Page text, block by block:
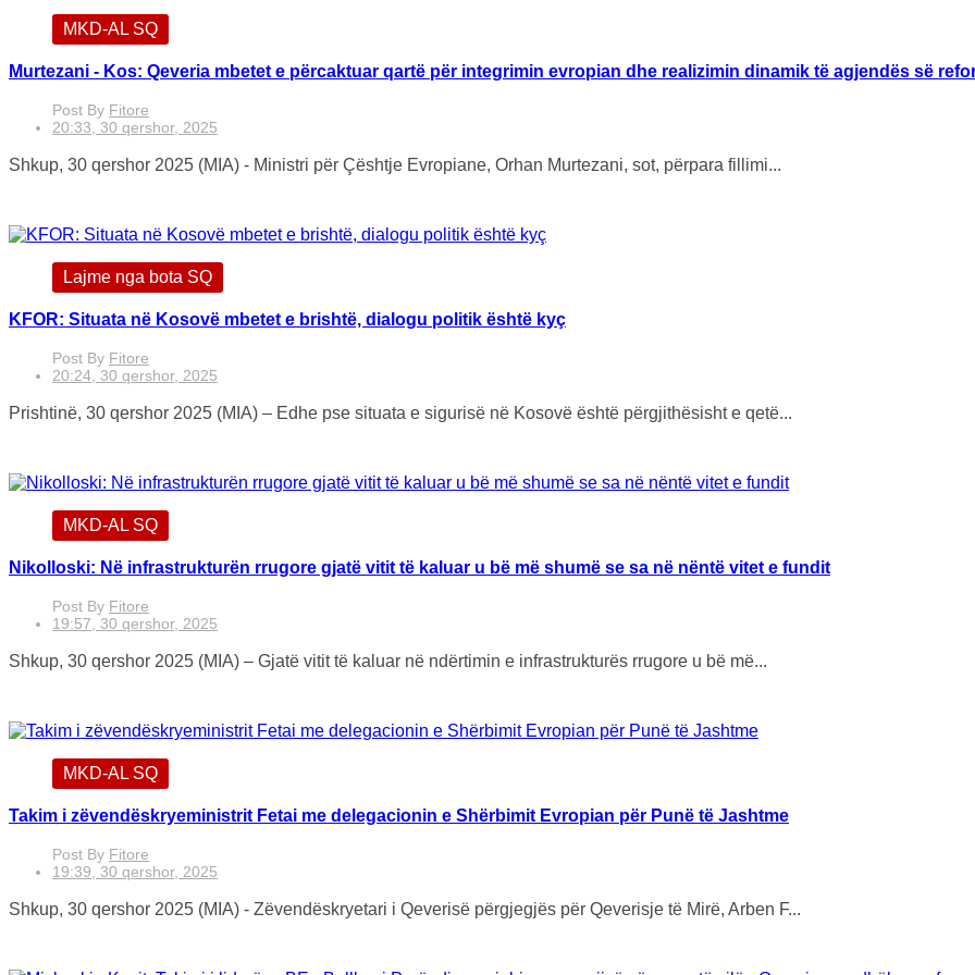
MKD-AL SQ
Murtezani - Kos: Qeveria mbetet e përcaktuar qartë për integrimin evropian dhe realizimin dinamik të agjendës së
Post By Fitore
20:33, 30 qershor, 2025
Shkup, 30 qershor 2025 (MIA) - Ministri për Çështje Evropiane, Orhan Murtezani, sot, përpara fillimi...
Lajme nga bota SQ
KFOR: Situata në Kosovë mbetet e brishtë, dialogu politik është kyç
Post By Fitore
20:24, 30 qershor, 2025
Prishtinë, 30 qershor 2025 (MIA) – Edhe pse situata e sigurisë në Kosovë është përgjithësisht e qetë...
MKD-AL SQ
Nikolloski: Në infrastrukturën rrugore gjatë vitit të kaluar u bë më shumë se sa në nëntë vitet e fundit
Post By Fitore
19:57, 30 qershor, 2025
Shkup, 30 qershor 2025 (MIA) – Gjatë vitit të kaluar në ndërtimin e infrastrukturës rrugore u bë më...
MKD-AL SQ
Takim i zëvendëskryeministrit Fetai me delegacionin e Shërbimit Evropian për Punë të Jashtme
Post By Fitore
19:39, 30 qershor, 2025
Shkup, 30 qershor 2025 (MIA) - Zëvendëskryetari i Qeverisë përgjegjës për Qeverisje të Mirë, Arben F...